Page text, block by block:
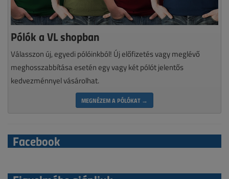
Pólók a VL shopban
Válasszon új, egyedi pólóinkból! Új előfizetés vagy meglévő
meghosszabbítása esetén egy vagy két pólót jelentős
kedvezménnyel vásárolhat.
MEGNÉZEM A PÓLÓKAT →
Facebook